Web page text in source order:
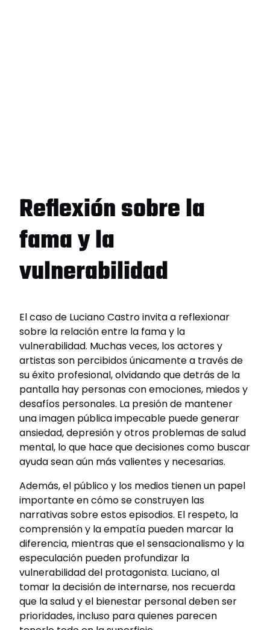
Reflexión sobre la
fama y la
vulnerabilidad
El caso de Luciano Castro invita a reflexionar
sobre la relación entre la fama y la
vulnerabilidad. Muchas veces, los actores y
artistas son percibidos únicamente a través de
su éxito profesional, olvidando que detrás de la
pantalla hay personas con emociones, miedos y
desafíos personales. La presión de mantener
una imagen pública impecable puede generar
ansiedad, depresión y otros problemas de salud
mental, lo que hace que decisiones como buscar
ayuda sean aún más valientes y necesarias.
Además, el público y los medios tienen un papel
importante en cómo se construyen las
narrativas sobre estos episodios. El respeto, la
comprensión y la empatía pueden marcar la
diferencia, mientras que el sensacionalismo y la
especulación pueden profundizar la
vulnerabilidad del protagonista. Luciano, al
tomar la decisión de internarse, nos recuerda
que la salud y el bienestar personal deben ser
prioridades, incluso para quienes parecen